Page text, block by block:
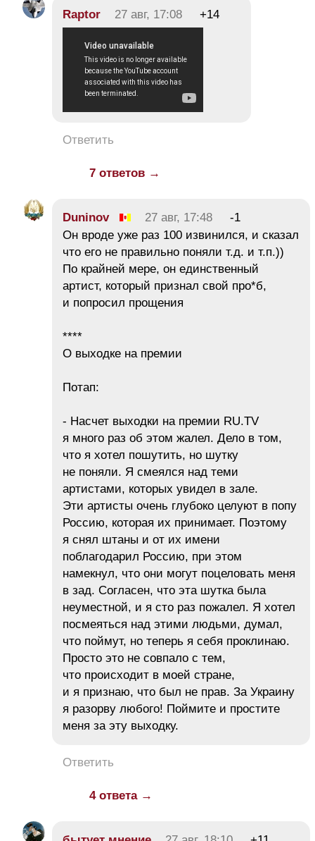
Raptor 27 авг, 17:08 +14
Ответить
7 ответов →
Duninov 27 авг, 17:48
-1
Он вроде уже раз 100 извинился, и сказал
что его не правильно поняли т.д. и т.п.))
По крайней мере, он единственный
артист, который признал свой про*б,
и попросил прощения
****
О выходке на премии
Потап:
- Насчет выходки на премии RU.TV
я много раз об этом жалел. Дело в том,
что я хотел пошутить, но шутку
не поняли. Я смеялся над теми
артистами, которых увидел в зале.
Эти артисты очень глубоко целуют в попу
Россию, которая их принимает. Поэтому
я снял штаны и от их имени
поблагодарил Россию, при этом
намекнул, что они могут поцеловать меня
в зад. Согласен, что эта шутка была
неуместной, и я сто раз пожалел. Я хотел
посмеяться над этими людьми, думал,
что поймут, но теперь я себя проклинаю.
Просто это не совпало с тем,
что происходит в моей стране,
и я признаю, что был не прав. За Украину
я разорву любого! Поймите и простите
меня за эту выходку.
Ответить
4 ответа →